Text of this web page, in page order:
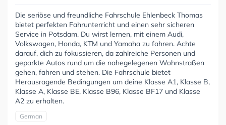
Die seriöse und freundliche Fahrschule Ehlenbeck Thomas
bietet perfekten Fahrunterricht und einen sehr sicheren
Service in Potsdam. Du wirst lernen, mit einem Audi,
Volkswagen, Honda, KTM und Yamaha zu fahren. Achte
darauf, dich zu fokussieren, da zahlreiche Personen und
geparkte Autos rund um die nahegelegenen Wohnstraßen
gehen, fahren und stehen. Die Fahrschule bietet
Herausragende Bedingungen um deine Klasse A1, Klasse B,
Klasse A, Klasse BE, Klasse B96, Klasse BF17 und Klasse
A2 zu erhalten.
German